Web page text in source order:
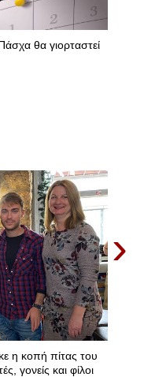
θα γιορταστεί
›
η κοπή πίτας του
γονείς και φίλοι